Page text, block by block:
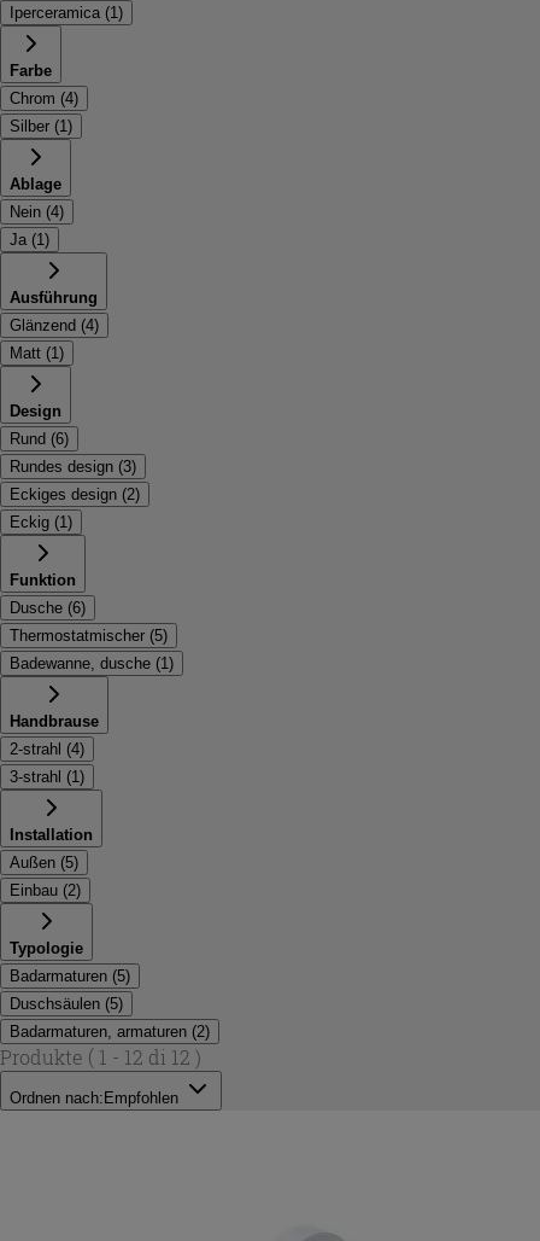
Iperceramica (1 )
Farbe
Chrom (4)
Silber (1 )
Ablage
Nein (4)
Ja (1 )
Ausführung
Glänzend (4)
Matt (1 )
Design
Rund (6)
Rundes design (3)
Eckiges design (2)
Eckig (1 )
Funktion
Dusche (6)
Thermostatmischer (5)
Badewanne, dusche (1 )
Handbrause
2-strahl (4)
3-strahl (1 )
Installation
Außen (5)
Einbau (2)
Typologie
Badarmaturen (5)
Duschsäulen (5)
Badarmaturen, armaturen (2)
Produkte ( 1 - 12 di 12 )
Ordnen nach: Empfohlen